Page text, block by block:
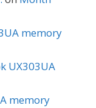
memory
UX303UA
memory